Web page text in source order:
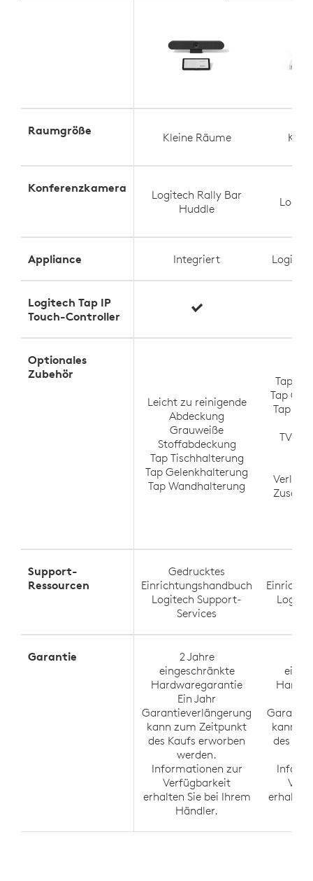
Raumgröße Kleine Räume
Konferenzkamera
Logitech Rally Bar
Huddle
Appliance Integriert
Logitech Tap IP
Touch-Controller
Optionales
Zubehör
Leicht zu reinigende
Abdeckung
Grauweiße
Stoffabdeckung
Tap Tischhalterung
Tap Gelenkhalterung
Tap Wandhalterung
Tap
Tap
Tap
TV-
Support-
Ressourcen
Gedrucktes
Einrichtungshandbuch
Logitech Support-
Services
Garantie
2 Jahre
eingeschränkte
Hardwaregarantie
Ein Jahr
Garantieverlängerung
kann zum Zeitpunkt
des Kaufs erworben
werden.
Informationen zur
Verfügbarkeit
erhalten Sie bei Ihrem
Händler.
kann
des
erhalten